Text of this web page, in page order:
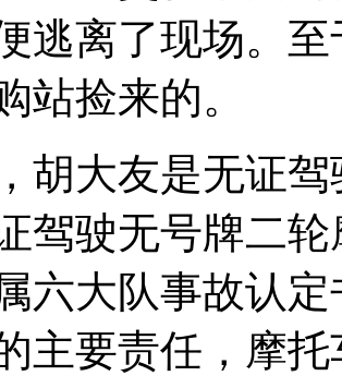
逃离了现场。
站捡来的。
胡大友是无证
驾驶无号牌二
六大队事故认
主要责任，摩